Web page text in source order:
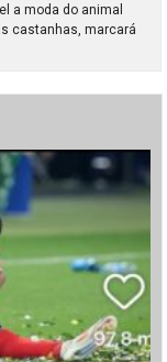
a moda do animal
castanhas, marcará